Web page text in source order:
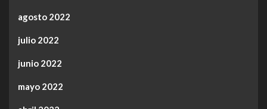
agosto 2022
julio 2022
junio 2022
mayo 2022